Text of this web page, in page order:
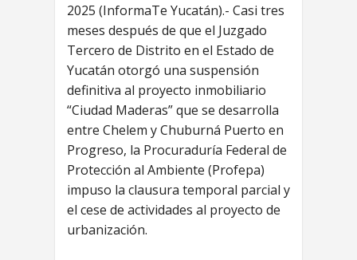
2025 (InformaTe Yucatán).- Casi tres
meses después de que el Juzgado
Tercero de Distrito en el Estado de
Yucatán otorgó una suspensión
definitiva al proyecto inmobiliario
“Ciudad Maderas” que se desarrolla
entre Chelem y Chuburná Puerto en
Progreso, la Procuraduría Federal de
Protección al Ambiente (Profepa)
impuso la clausura temporal parcial y
el cese de actividades al proyecto de
urbanización.